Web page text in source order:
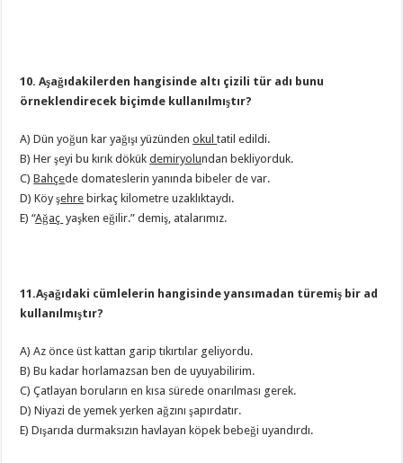
10. Aşağıdakilerden hangisinde altı çizili tür adı bunu
örneklendirecek biçimde kullanılmıştır?
A) Dün yoğun kar yağışı yüzündenokultatil edildi.
B) Her şeyi bu kırık dökükdemiryolundan bekliyorduk.
C)Bahçede domateslerin yanında bibeler de var.
D) Köyşehre birkaç kilometre uzaklıktaydı.
E) “Ağaç yaşken eğilir.” demiş, atalarımız.
11.Aşağıdaki cümlelerin hangisinde yansımadan türemiş bir ad
kullanılmıştır?
A) Az önce üst kattan garip tıkırtılar geliyordu.
B) Bu kadar horlamazsan ben de uyuyabilirim.
C) Çatlayan boruların en kısa sürede onarılması gerek.
D) Niyazi de yemek yerken ağzını şapırdatır.
E) Dışarıda durmaksızın havlayan köpek bebeği uyandırdı.